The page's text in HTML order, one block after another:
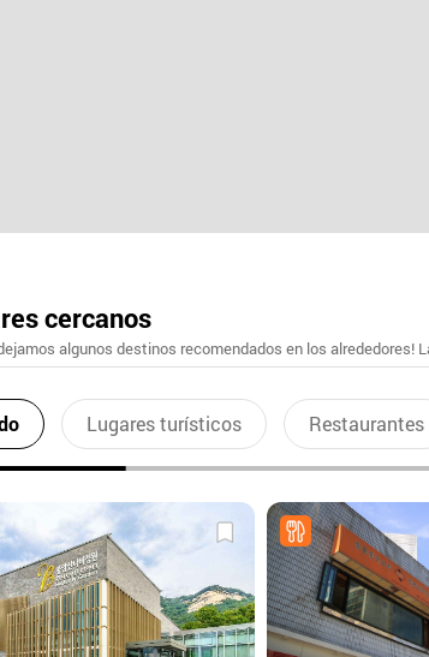
cercanos
algunos destinos recomendados en los
Lugares turísticos Restaurantes